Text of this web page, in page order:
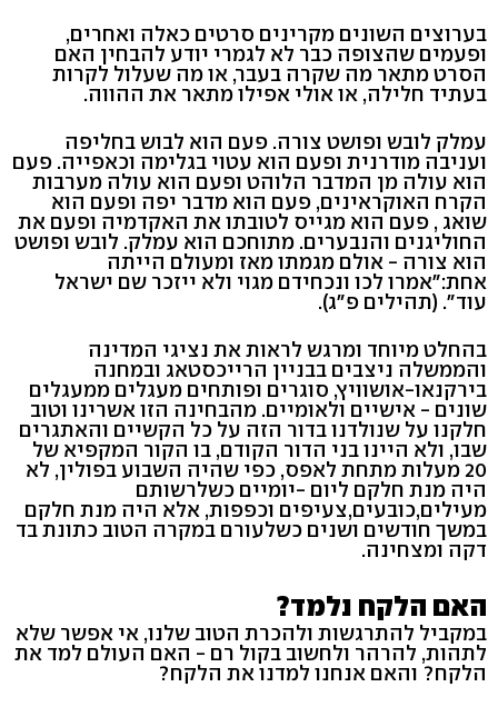
בערוצים השונים מקרינים סרטים כאלה ואחרים,
ופעמים שהצופה כבר לא לגמרי יודע להבחין האם
הסרט מתאר מה שקרה בעבר, או מה שעלול לקרות
בעתיד חלילה, או אולי אפילו מתאר את ההווה.
עמלק לובש ופושט צורה. פעם הוא לבוש בחליפה
ועניבה מודרנית ופעם הוא עטוי בגלימה וכאפייה. פעם
הוא עולה מן המדבר הלוהט ופעם הוא עולה מערבות
הקרח האוקראינים, פעם הוא מדבר יפה ופעם הוא
שואג , פעם הוא מגייס לטובתו את האקדמיה ופעם את
החוליגנים והנבערים. מתוחכם הוא עמלק. לובש ופושט
הוא צורה - אולם מגמתו מאז ומעולם הייתה
אחת:"אמרו לכו ונכחידם מגוי ולא ייזכר שם ישראל
עוד". (תהילים פ"ג).
בהחלט מיוחד ומרגש לראות את נציגי המדינה
והממשלה ניצבים בבניין הרייכסטאג ובמחנה
בירקנאו-אושוויץ, סוגרים ופותחים מעגלים ממעגלים
שונים - אישיים ולאומיים. מהבחינה הזו אשרינו וטוב
חלקנו על שנולדנו בדור הזה על כל הקשיים והאתגרים
שבו, ולא היינו בני הדור הקודם, בו הקור המקפיא של
20 מעלות מתחת לאפס, כפי שהיה השבוע בפולין, לא
היה מנת חלקם ליום -יומיים כשלרשותם
מעילים,כובעים,צעיפים וכפפות, אלא היה מנת חלקם
במשך חודשים ושנים כשלעורם במקרה הטוב כתונת בד
דקה ומצחינה.
האם הלקח נלמד?
במקביל להתרגשות ולהכרת הטוב שלנו, אי אפשר שלא
לתהות, להרהר ולחשוב בקול רם - האם העולם למד את
הלקח? והאם אנחנו למדנו את הלקח?